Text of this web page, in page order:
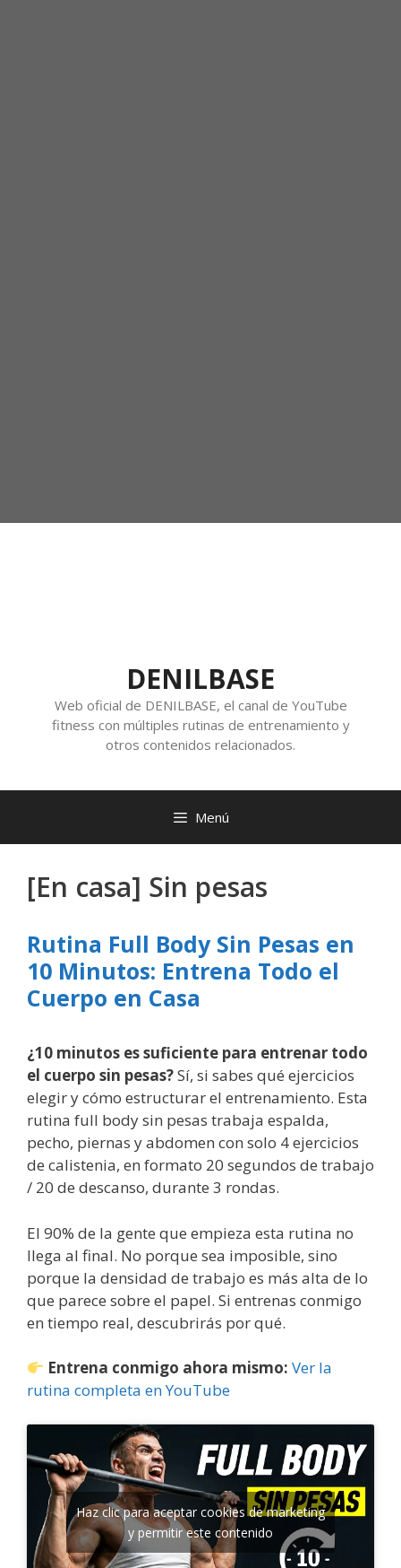
DENILBASE
Web oficial de DENILBASE, el canal de YouTube
fitness con múltiples rutinas de entrenamiento y
otros contenidos relacionados.
Menú
[En casa] Sin pesas
Rutina Full Body Sin Pesas en
10 Minutos: Entrena Todo el
Cuerpo en Casa
¿10 minutos es suficiente para entrenar todo
el cuerpo sin pesas?Sí, si sabes qué ejercicios
elegir y cómo estructurar el entrenamiento. Esta
rutina full body sin pesas trabaja espalda,
pecho, piernas y abdomen con solo 4 ejercicios
de calistenia, en formato 20 segundos de trabajo
/ 20 de descanso, durante 3 rondas.
El 90% de la gente que empieza esta rutina no
llega al final. No porque sea imposible, sino
porque la densidad de trabajo es más alta de lo
que parece sobre el papel. Si entrenas conmigo
en tiempo real, descubrirás por qué.
Entrena conmigo ahora mismo: Ver la
rutina completa en YouTube
Haz clic para aceptar cookies de marketing
y permitir este contenido